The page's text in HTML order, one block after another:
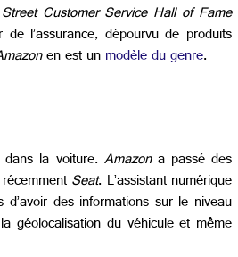
Customer Service Hall of Fame
l’assurance, dépourvu de produits
en est unmodèle du genre.
la voiture. Amazona passé des
Seat. L’assistant numérique
des informations sur le niveau
géolocalisation du véhicule et même